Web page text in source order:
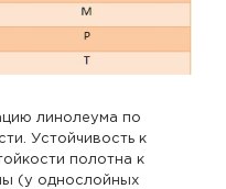
линолеума по
Устойчивость к
полотна к
(у однослойных